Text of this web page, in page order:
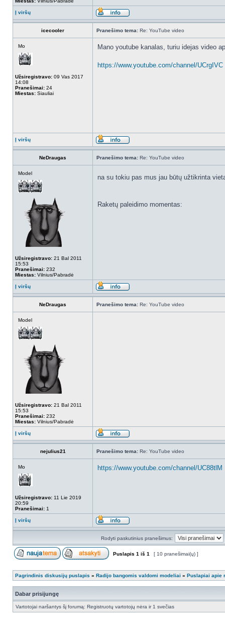
Į viršų
icecooler Pranešimo tema: Re: YouTube video
Mo
Užsiregistravo: 09 Vas 2017
14:08
Pranešimai: 24
Miestas: Siauliai
Mano youtube kanalas, turiu idejas video
https://www.youtube.com/channel/
Į viršų
NeDraugas Pranešimo tema: Re: YouTube video
Model
Užsiregistravo: 21 Bal 2011
15:53
Pranešimai: 232
Miestas: Vilnius/Pabradė
na su tokiu pas mus jau būtų užtikrinta
Raketų paleidimo momentas:
Į viršų
NeDraugas Pranešimo tema: Re: YouTube video
Model
Užsiregistravo: 21 Bal 2011
15:53
Pranešimai: 232
Miestas: Vilnius/Pabradė
Į viršų
nejulius21 Pranešimo tema: Re: YouTube video
Mo
Užsiregistravo: 11 Lie 2019
20:59
Pranešimai: 1
https://www.youtube.com/channel/
Į viršų
Rodyti paskutinius pranešimus:
Puslapis 1 iš 1 [ 10 pranešimai(ų) ]
Pagrindinis diskusijų puslapis » Radijo bangomis valdomi modeliai » Puslapiai apie
Dabar prisijungę
Vartotojai naršantys šį forumą: Registruotų vartotojų nėra ir 1 svečias